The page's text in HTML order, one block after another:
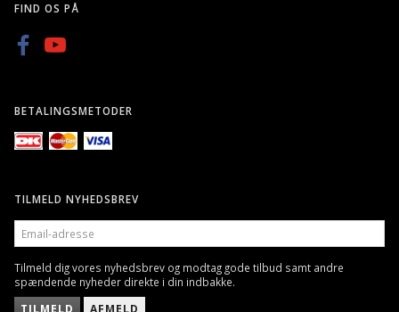
FIND OS PÅ
BETALINGSMETODER
TILMELD NYHEDSBREV
EMAIL-
ADRESSE
Tilmeld dig vores nyhedsbrev og modtag gode tilbud samt andre
spændende nyheder direkte i din indbakke.